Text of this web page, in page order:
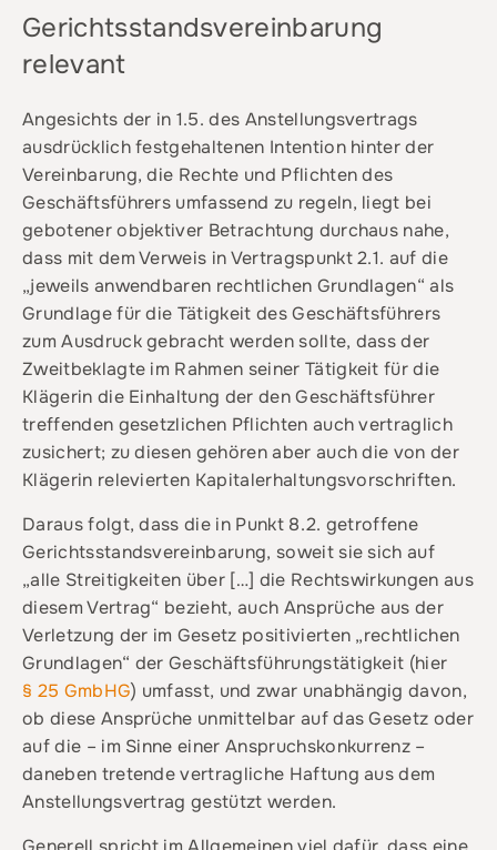
Gerichtsstandsvereinbarung
relevant
Angesichts der in 1.5. des Anstellungsvertrags
ausdrücklich festgehaltenen Intention hinter der
Vereinbarung, die Rechte und Pflichten des
Geschäftsführers umfassend zu regeln, liegt bei
gebotener objektiver Betrachtung durchaus nahe,
dass mit dem Verweis in Vertragspunkt 2.1. auf die
„jeweils anwendbaren rechtlichen Grundlagen“ als
Grundlage für die Tätigkeit des Geschäftsführers
zum Ausdruck gebracht werden sollte, dass der
Zweitbeklagte im Rahmen seiner Tätigkeit für die
Klägerin die Einhaltung der den Geschäftsführer
treffenden gesetzlichen Pflichten auch vertraglich
zusichert; zu diesen gehören aber auch die von der
Klägerin relevierten Kapitalerhaltungsvorschriften.
Daraus folgt, dass die in Punkt 8.2. getroffene
Gerichtsstandsvereinbarung, soweit sie sich auf
„alle Streitigkeiten über […] die Rechtswirkungen aus
diesem Vertrag“ bezieht, auch Ansprüche aus der
Verletzung der im Gesetz positivierten „rechtlichen
Grundlagen“ der Geschäftsführungstätigkeit (hier
§ 25 GmbHG) umfasst, und zwar unabhängig davon,
ob diese Ansprüche unmittelbar auf das Gesetz oder
auf die – im Sinne einer Anspruchskonkurrenz –
daneben tretende vertragliche Haftung aus dem
Anstellungsvertrag gestützt werden.